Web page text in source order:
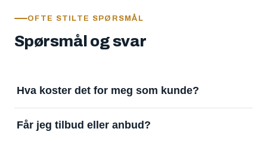
OFTE STILTE SPØRSMÅL
Spørsmål og svar
Hva koster det for meg som kunde?
å motta svar. Tjenesten finansieres av
Får jeg tilbud eller anbud?